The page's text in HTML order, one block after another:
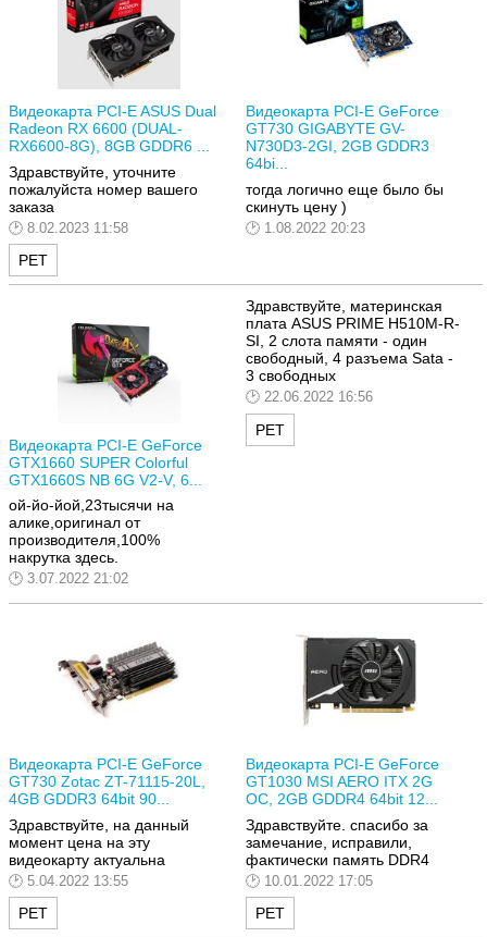
Видеокарта PCI-E ASUS Dual
Radeon RX 6600 (DUAL-
RX6600-8G), 8GB GDDR6 ...
Здравствуйте, уточните
пожалуйста номер вашего
заказа
8.02.2023 11:58
РЕТ
Видеокарта PCI-E GeForce
GT730 GIGABYTE GV-
N730D3-2GI, 2GB GDDR3
64bi...
тогда логично еще было бы
скинуть цену )
1.08.2022 20:23
Видеокарта PCI-E GeForce
GTX1660 SUPER Colorful
GTX1660S NB 6G V2-V, 6...
ой-йо-йой,23тысячи на
алике,оригинал от
производителя,100%
накрутка здесь.
3.07.2022 21:02
Здравствуйте, материнская
плата ASUS PRIME H510M-R-
SI, 2 слота памяти - один
свободный, 4 разъема Sata -
3 свободных
22.06.2022 16:56
РЕТ
Видеокарта PCI-E GeForce
GT730 Zotac ZT-71115-20L,
4GB GDDR3 64bit 90...
Здравствуйте, на данный
момент цена на эту
видеокарту актуальна
5.04.2022 13:55
РЕТ
Видеокарта PCI-E GeForce
GT1030 MSI AERO ITX 2G
OC, 2GB GDDR4 64bit 12...
Здравствуйте. спасибо за
замечание, исправили,
фактически память DDR4
10.01.2022 17:05
РЕТ